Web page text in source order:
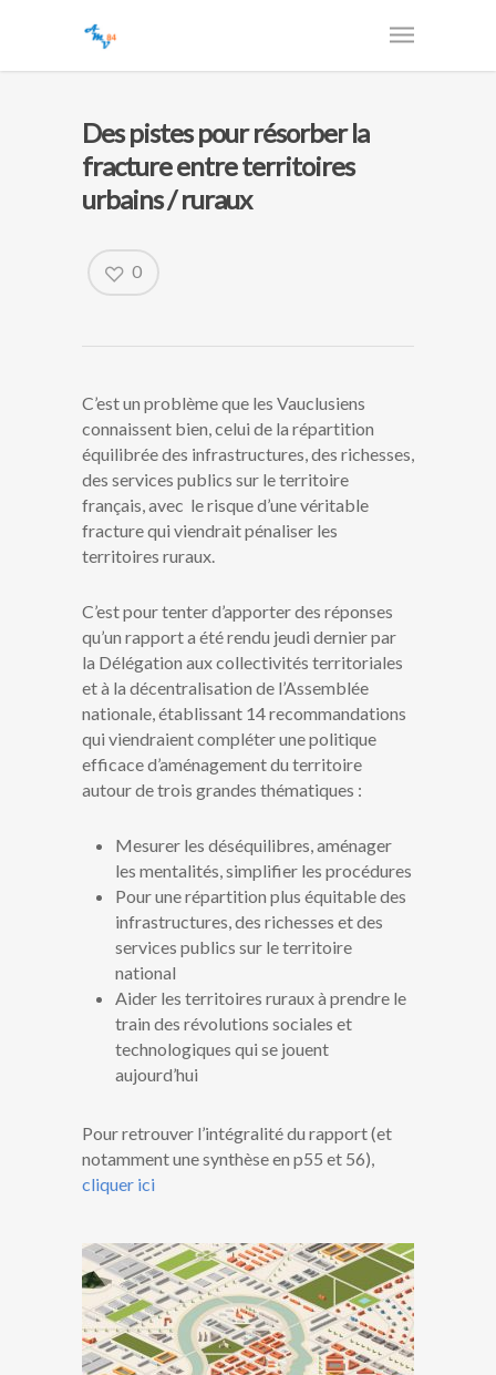
Des pistes pour résorber la
fracture entre territoires
urbains / ruraux
0
C’est un problème que les Vauclusiens
connaissent bien, celui de la répartition
équilibrée des infrastructures, des richesses,
des services publics sur le territoire
français, avec le risque d’une véritable
fracture qui viendrait pénaliser les
territoires ruraux.
C’est pour tenter d’apporter des réponses
qu’un rapport a été rendu jeudi dernier par
la Délégation aux collectivités territoriales
et à la décentralisation de l’Assemblée
nationale, établissant 14 recommandations
qui viendraient compléter une politique
efficace d’aménagement du territoire
autour de trois grandes thématiques :
Mesurer les déséquilibres, aménager
les mentalités, simplifier les procédures
Pour une répartition plus équitable des
infrastructures, des richesses et des
services publics sur le territoire
national
Aider les territoires ruraux à prendre le
train des révolutions sociales et
technologiques qui se jouent
aujourd’hui
Pour retrouver l’intégralité du rapport (et
notamment une synthèse en p55 et 56),
cliquer ici